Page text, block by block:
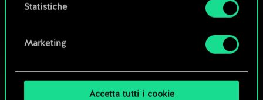
Statistiche
Marketing
Accetta tutti i cookie